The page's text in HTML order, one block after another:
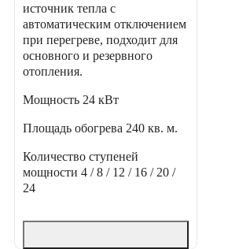
источник тепла с
автоматическим отключением
при перегреве, подходит для
основного и резервного
отопления.
Мощность 24 кВт
Площадь обогрева 240 кв. м.
Количество ступеней
мощности 4 / 8 / 12 / 16 / 20 /
24